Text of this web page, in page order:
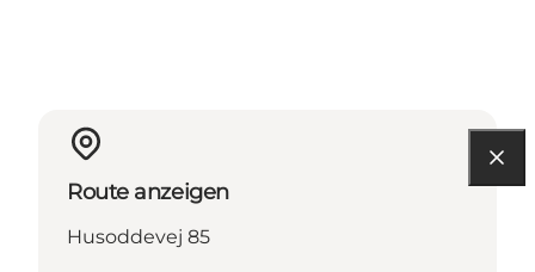
Route anzeigen
Husoddevej 85